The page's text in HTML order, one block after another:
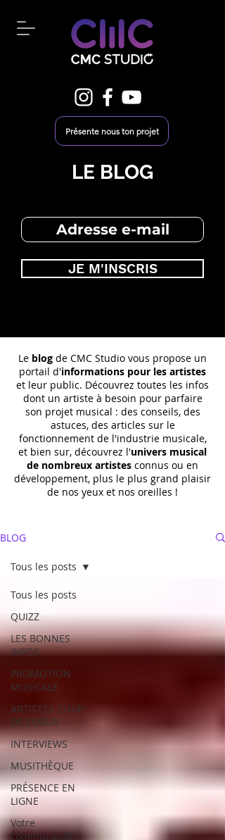
Présente nous ton projet
LE BLOG
JE M'INSCRIS
Le blog de CMC Studio vous propose un
portail d'informations pour les artistes
et leur public. Découvrez toutes les infos
dont un artiste à besoin pour parfaire
son projet musical : des conseils, des
astuces, des articles sur le
fonctionnement de l'industrie musicale,
et bien sur, découvrez l'univers musical
de nombreux artistes connus ou en
développement, plus le plus grand plaisir
de nos yeux et nos oreilles !
BLOG
Tous les posts
QUIZZ
LES BONNES
INFOS
PROMOTION
MUSICALE
ARTISTES COUP
DE COEUR
INTERVIEWS
MUSITHÈQUE
PRÉSENCE EN
LIGNE
Votre
communauté
Tous les posts